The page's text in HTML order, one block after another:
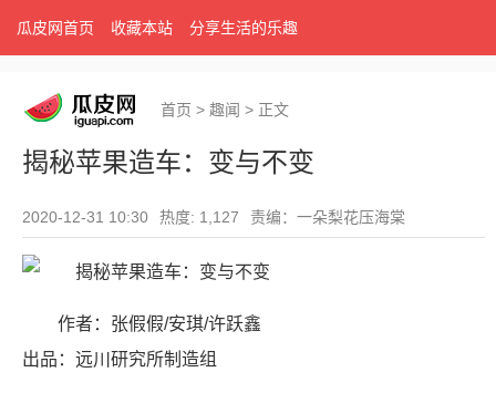
瓜皮网首页 收藏本站 分享生活的乐趣
首页 > 趣闻 > 正文
揭秘苹果造车：变与不变
2020-12-31 10:30 热度: 1,127 责编：一朵梨花压海棠
作者：张假假/安琪/许跃鑫
出品：远川研究所制造组